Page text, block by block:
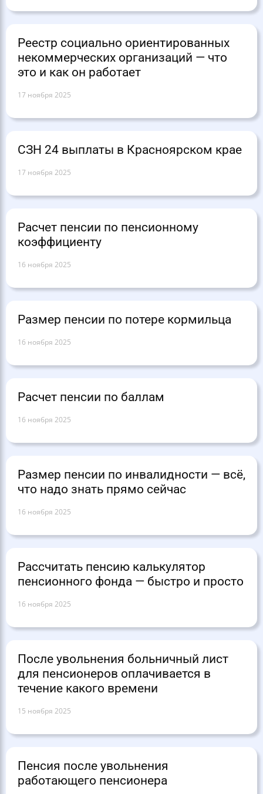
Реестр социально ориентированных
некоммерческих организаций — что
это и как он работает
17 ноября 2025
СЗН 24 выплаты в Красноярском крае
17 ноября 2025
Расчет пенсии по пенсионному
коэффициенту
16 ноября 2025
Размер пенсии по потере кормильца
16 ноября 2025
Расчет пенсии по баллам
16 ноября 2025
Размер пенсии по инвалидности — всё,
что надо знать прямо сейчас
16 ноября 2025
Рассчитать пенсию калькулятор
пенсионного фонда — быстро и просто
16 ноября 2025
После увольнения больничный лист
для пенсионеров оплачивается в
течение какого времени
15 ноября 2025
Пенсия после увольнения
работающего пенсионера